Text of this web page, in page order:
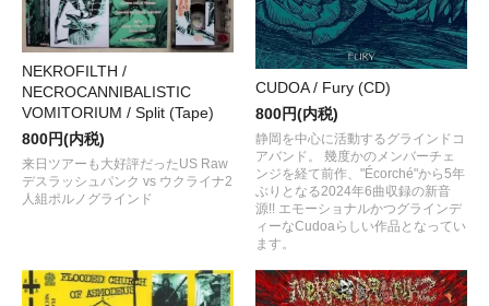
NEKROFILTH /
NECROCANNIBALISTIC
VOMITORIUM / Split (Tape)
800円(内税)
来日ツアーも大好評だったUS Raw
デスラッシュパンク vs ウクライナ2
人組ポルノグラインド
CUDOA / Fury (CD)
800円(内税)
静岡を中心に活動するグラインドコ
アバンド。 幾度かのメンバーチェ
ンジを経て前作、"Écorché"から5年
ぶりとなる2024年6曲収録の新音
源!! エモーショナルかつグラインデ
ィーなCudoaらしい作品となってい
ます。